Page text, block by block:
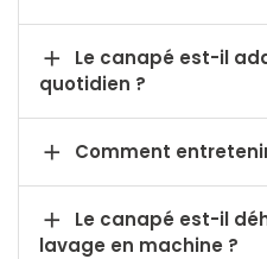

Le canapé est-il
quotidien ?
 Comment

Le canapé est-il
lavage en machine ?